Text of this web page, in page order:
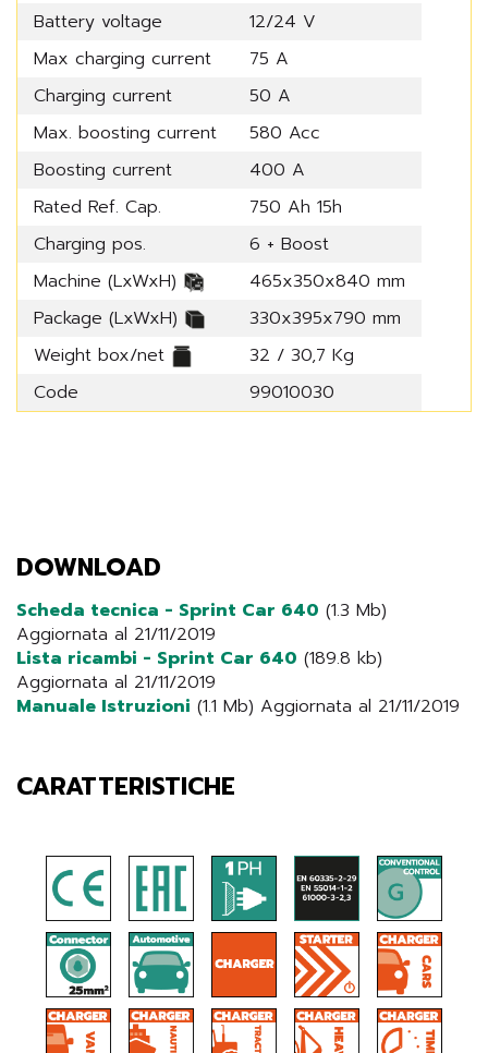
Battery voltage
12/24 V
Max charging current
75 A
Charging current
50 A
Max. boosting current
580 Acc
Boosting current
400 A
Rated Ref. Cap.
750 Ah 15h
Charging pos.
6 + Boost
Machine (LxWxH)
465x350x840 mm
Package (LxWxH)
330x395x790 mm
Weight box/net
32 / 30,7 Kg
Code
99010030
DOWNLOAD
Scheda tecnica - Sprint Car 640 (1.3 Mb)
Aggiornata al 21/11/2019
Lista ricambi - Sprint Car 640 (189.8 kb)
Aggiornata al 21/11/2019
Manuale Istruzioni (1.1 Mb) Aggiornata al 21/11/2019
CARATTERISTICHE